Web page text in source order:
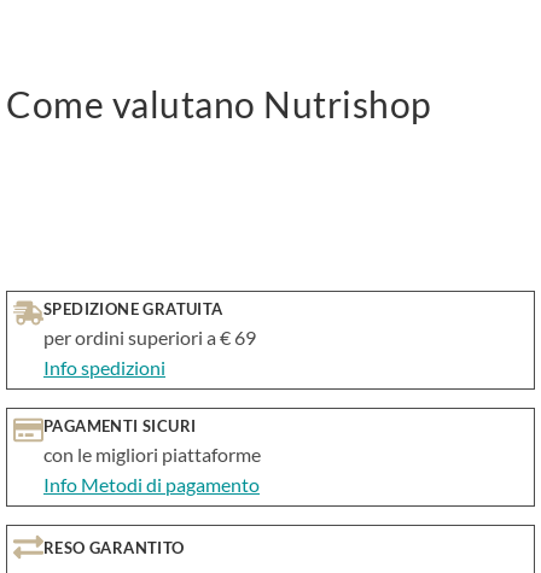
Come valutano Nutrishop
SPEDIZIONE GRATUITA
per ordini superiori a € 69
Info spedizioni
PAGAMENTI SICURI
con le migliori piattaforme
Info Metodi di pagamento
RESO GARANTITO